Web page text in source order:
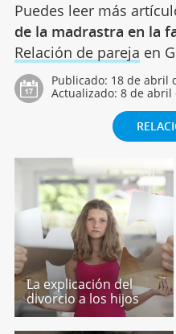
Puedes leer más
de la madrastra en la
Relación de pareja en
Publicado: 18 de abril
Actualizado: 8 de abril
La explicación del
divorcio a los hijos